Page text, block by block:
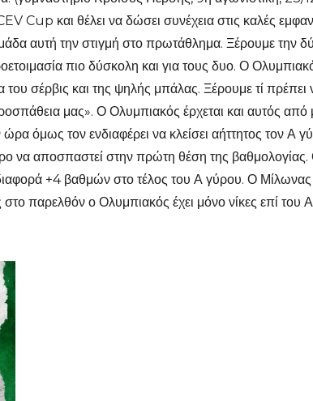
Cup και θέλει να δώσει συνέχεια στις καλές
αυτή την στιγμή στο πρωτάθλημα. Ξέρουμε την
πιο δύσκολη και για τους δυο. Ο
του σέρβις και της ψηλής μπάλας. Ξέρουμε τί
μας». Ο Ολυμπιακός έρχεται και αυτός
ώρα όμως τον ενδιαφέρει να κλείσει αήττητος τον
να αποσπαστεί στην πρώτη θέση της
+4 βαθμών στο τέλος του Α γύρου. Ο Μίλωνας
παρελθόν ο Ολυμπιακός έχει μόνο νίκες επί